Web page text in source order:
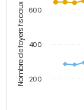
Nombre de foyers fiscaux 200
400
600